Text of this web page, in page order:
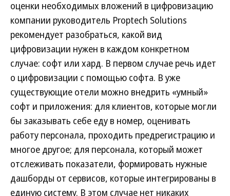
оценки необходимых вложений в цифровизацию
компании руководитель Proptech Solutions
рекомендует разобраться, какой вид
цифровизации нужен в каждом конкретном
случае: софт или хард. В первом случае речь идет
о цифровизации с помощью софта. В уже
существующие отели можно внедрить «умный»
софт и приложения: для клиентов, которые могли
бы заказывать себе еду в номер, оценивать
работу персонала, проходить предрегистрацию и
многое другое; для персонала, который может
отслеживать показатели, формировать нужные
дашборды от сервисов, которые интегрированы в
единую систему. В этом случае нет никаких